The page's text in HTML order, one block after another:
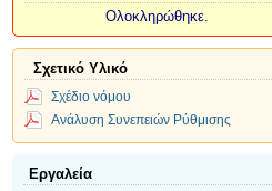
Ολοκληρώθηκε.
Σχετικό Υλικό
Σχέδιο νόμου
Ανάλυση Συνεπειών Ρύθμισης
Εργαλεία